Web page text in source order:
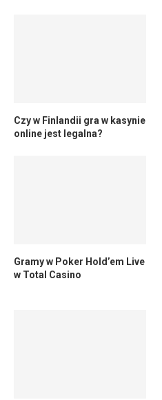
Czy w Finlandii gra w kasynie
online jest legalna?
Gramy w Poker Hold’em Live
w Total Casino